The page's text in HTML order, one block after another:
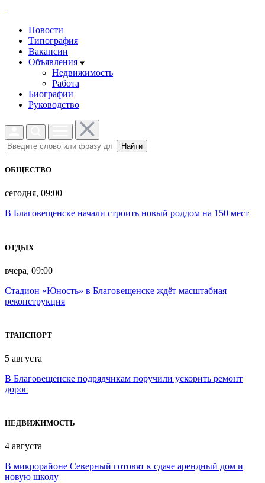
Новости
Типография
Вакансии
Объявления
Недвижимость
Работа
Биографии
Руководство
Найти
ОБЩЕСТВО
сегодня, 09:00
В Благовещенске начали строить новый роддом на 150 мест
ОТДЫХ
вчера, 09:00
Стадион «Юность» в Благовещенске ждёт масштабная
реконструкция
ТРАНСПОРТ
5 августа
В Благовещенске подрядчикам поручили ускорить ремонт
дорог
НЕДВИЖИМОСТЬ
4 августа
В микрорайоне Северный готовят к сдаче арендный дом и
новую школу